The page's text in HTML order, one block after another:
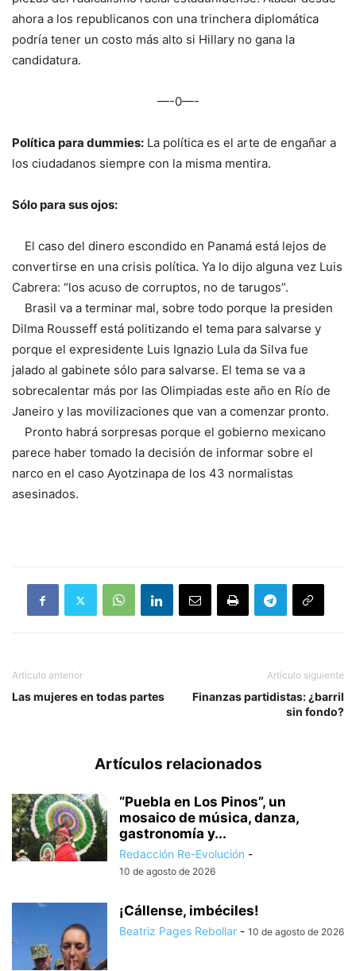
ahora a los republicanos con una trinchera diplomática
podría tener un costo más alto si Hillary no gana la
candidatura.
—-0—-
Política para dummies: La política es el arte de engañar a
los ciudadanos siempre con la misma mentira.
Sólo para sus ojos:
El caso del dinero escondido en Panamá está lejos de
convertirse en una crisis política. Ya lo dijo alguna vez Luis
Cabrera: “los acuso de corruptos, no de tarugos”.
Brasil va a terminar mal, sobre todo porque la presiden
Dilma Rousseff está politizando el tema para salvarse y
porque el expresidente Luis Ignazio Lula da Silva fue
jalado al gabinete sólo para salvarse. El tema se va a
sobrecalentar más por las Olimpiadas este año en Río de
Janeiro y las movilizaciones que van a comenzar pronto.
Pronto habrá sorpresas porque el gobierno mexicano
parece haber tomado la decisión de informar sobre el
narco en el caso Ayotzinapa de los 43 normalistas
asesinados.
Artículo anterior
Las mujeres en todas partes
Artículo siguiente
Finanzas partidistas: ¿barril
sin fondo?
Artículos relacionados
“Puebla en Los Pinos”, un
mosaico de música, danza,
gastronomía y...
Redacción Re-Evolución -
10 de agosto de 2026
¡Cállense, imbéciles!
Beatriz Pages Rebollar - 10 de agosto de 2026